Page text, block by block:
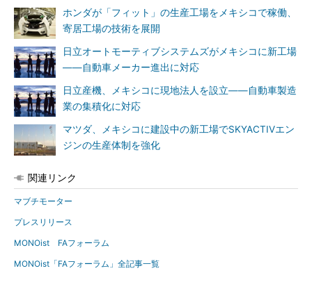
ホンダが「フィット」の生産工場をメキシコで稼働、
寄居工場の技術を展開
日立オートモーティブシステムズがメキシコに新工場
――自動車メーカー進出に対応
日立産機、メキシコに現地法人を設立――自動車製造
業の集積化に対応
マツダ、メキシコに建設中の新工場でSKYACTIVエン
ジンの生産体制を強化
関連リンク
マブチモーター
プレスリリース
MONOist FAフォーラム
MONOist「FAフォーラム」全記事一覧